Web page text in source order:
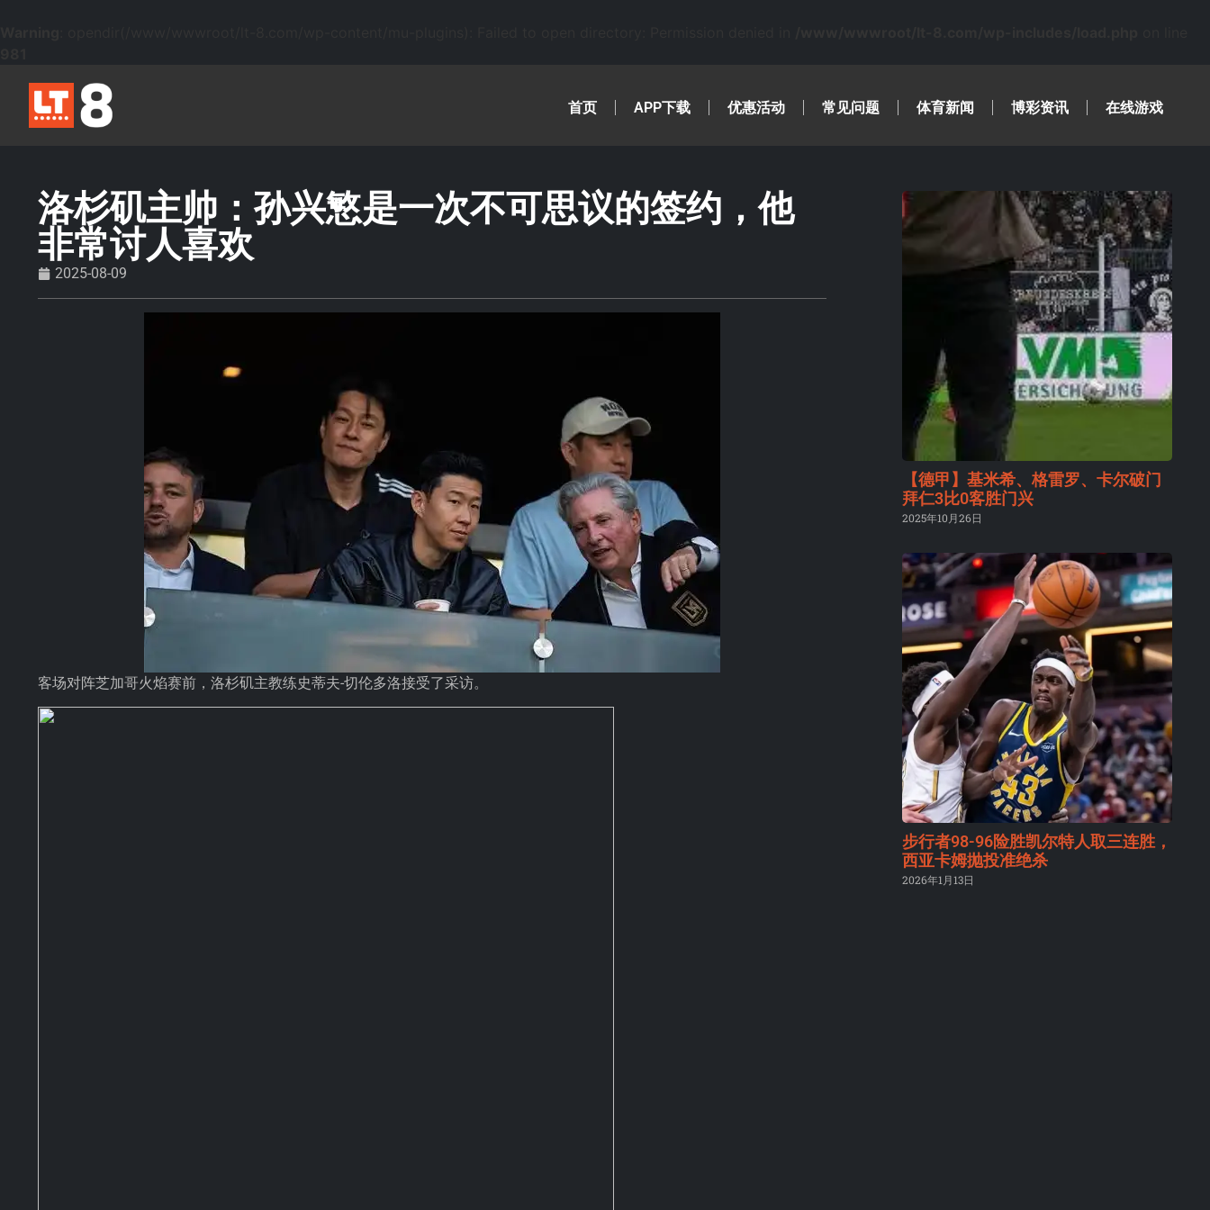
首页 APP下载 优惠活动 常见问题 体育新闻 博彩资讯 在线游戏
洛杉矶主帅：孙兴慜是一次不可思议的签约，他
非常讨人喜欢
2025-08-09
客场对阵芝加哥火焰赛前，洛杉矶主教练史蒂夫-切伦多洛接受了采访。
【德甲】基米希、格雷罗、卡尔破门
拜仁3比0客胜门兴
2025年10月26日
步行者98-96险胜凯尔特人取三连胜，
西亚卡姆抛投准绝杀
2026年1月13日